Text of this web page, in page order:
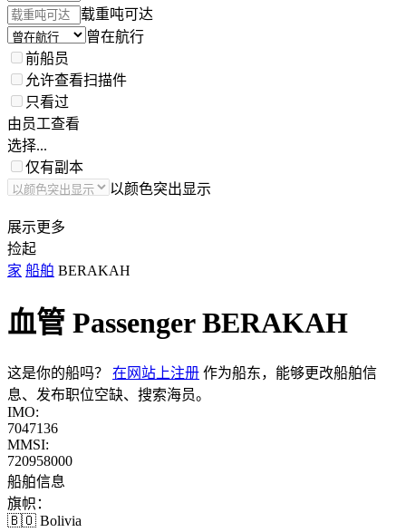
载重吨可达
曾在航行
前船员
允许查看扫描件
只看过
由员工查看
选择...
仅有副本
以颜色突出显示
展示更多
捡起
家 船舶 BERAKAH
血管 PassengerBERAKAH
这是你的船吗？ 在网站上注册 作为船东，能够更改船舶信
息、发布职位空缺、搜索海员。
IMO:
7047136
MMSI:
720958000
船舶信息
旗帜：
🇧🇴 Bolivia